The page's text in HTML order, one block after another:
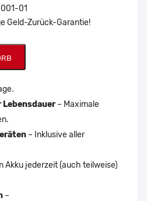
01
Geld-Zurück-Garantie!
– Maximale
– Inklusive aller
Akku jederzeit (auch teilweise)
–